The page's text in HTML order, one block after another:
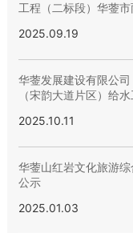
工程（二标段）华蓥
2025.09.19
华蓥发展建设有限公
（宋韵大道片区）给
2025.10.11
华蓥山红岩文化旅游
公示
2025.01.03